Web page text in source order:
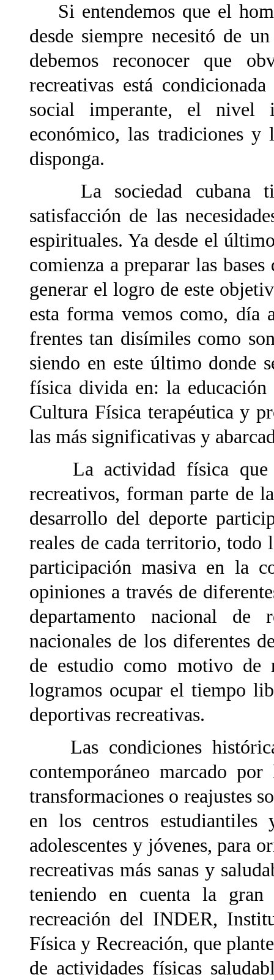
Si entendemos que el
desde siempre necesitó de
debemos reconocer que
recreativas está
social imperante, el nivel
económico, las tradiciones y
disponga.
La sociedad cubana
satisfacción de las
espirituales. Ya desde el
comienza a preparar las
generar el logro de este
esta forma vemos como,
frentes tan disímiles como
siendo en este último donde
física divida en: la
Cultura Física terapéutica y
las más significativas y
La actividad física que
recreativos, forman parte de
desarrollo del deporte
reales de cada territorio,
participación masiva en la
opiniones a través de
departamento nacional de
nacionales de los diferentes
de estudio como motivo de
logramos ocupar el tiempo
deportivas recreativas.
Las condiciones
contemporáneo marcado
transformaciones o reajustes
en los centros estudiantiles
adolescentes y jóvenes, para
recreativas más sanas y
teniendo en cuenta la gran
recreación del INDER,
Física y Recreación, que
de actividades físicas